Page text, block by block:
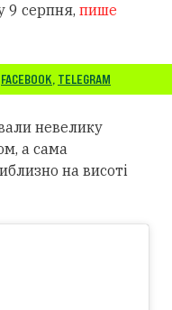
9 серпня, пише
FACEBOOK, TELEGRAM
невелику
а сама
на висоті